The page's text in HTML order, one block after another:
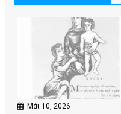
Μάι 10, 2026